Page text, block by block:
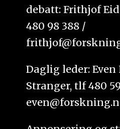
debatt: Frithjof
480 98 388 /
Daglig leder:
Stranger, tlf 480